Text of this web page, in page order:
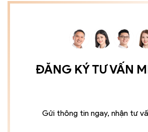
ĐĂNG KÝ TƯ VẤN
Gửi thông tin ngay, nhận tư